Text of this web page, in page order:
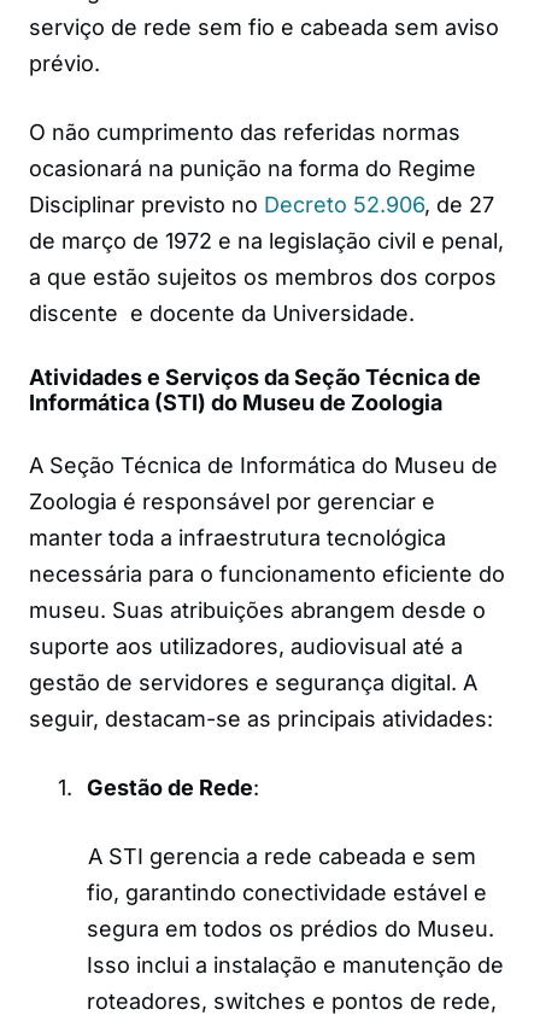
serviço de rede sem fio e cabeada sem aviso
prévio.
O não cumprimento das referidas normas
ocasionará na punição na forma do Regime
Disciplinar previsto no Decreto 52.906, de 27
de março de 1972 e na legislação civil e penal,
a que estão sujeitos os membros dos corpos
discente e docente da Universidade.
Atividades e Serviços da Seção Técnica de
Informática (STI) do Museu de Zoologia
A Seção Técnica de Informática do Museu de
Zoologia é responsável por gerenciar e
manter toda a infraestrutura tecnológica
necessária para o funcionamento eficiente do
museu. Suas atribuições abrangem desde o
suporte aos utilizadores, audiovisual até a
gestão de servidores e segurança digital. A
seguir, destacam-se as principais atividades:
1. Gestão de Rede:
A STI gerencia a rede cabeada e sem
fio, garantindo conectividade estável e
segura em todos os prédios do Museu.
Isso inclui a instalação e manutenção de
roteadores, switches e pontos de rede,